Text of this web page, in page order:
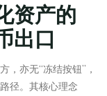
资产的
出口
，亦无“冻结按钮”，
径。其核心理念